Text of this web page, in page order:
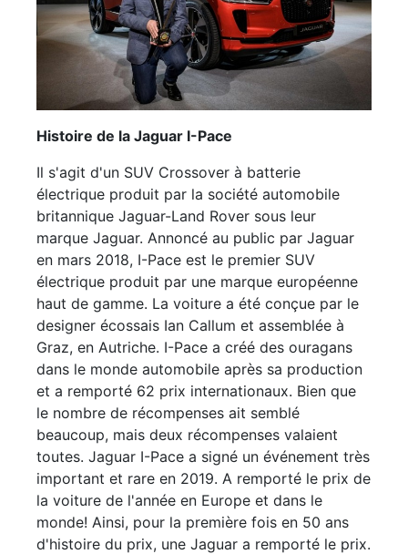
Histoire de la Jaguar I-Pace
Il s'agit d'un SUV Crossover à batterie
électrique produit par la société automobile
britannique Jaguar-Land Rover sous leur
marque Jaguar. Annoncé au public par Jaguar
en mars 2018, I-Pace est le premier SUV
électrique produit par une marque européenne
haut de gamme. La voiture a été conçue par le
designer écossais Ian Callum et assemblée à
Graz, en Autriche. I-Pace a créé des ouragans
dans le monde automobile après sa production
et a remporté 62 prix internationaux. Bien que
le nombre de récompenses ait semblé
beaucoup, mais deux récompenses valaient
toutes. Jaguar I-Pace a signé un événement très
important et rare en 2019. A remporté le prix de
la voiture de l'année en Europe et dans le
monde! Ainsi, pour la première fois en 50 ans
d'histoire du prix, une Jaguar a remporté le prix.